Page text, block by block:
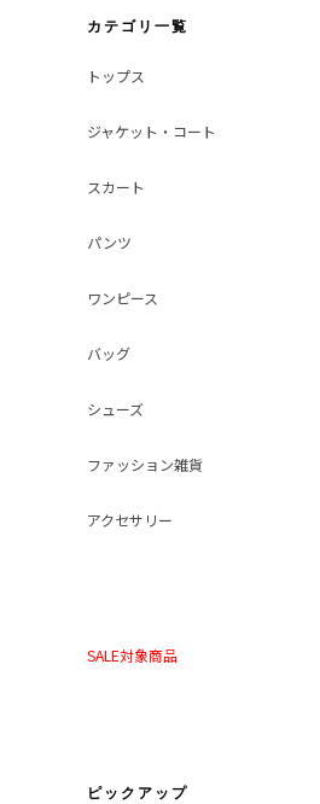
カテゴリ一覧
トップス
ジャケット・コート
スカート
パンツ
ワンピース
バッグ
シューズ
ファッション雑貨
アクセサリー
SALE対象商品
ピックアップ